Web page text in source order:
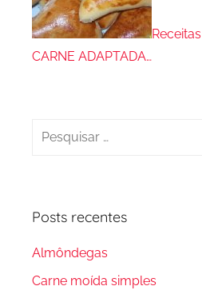
CARNE ADAPTADA…
Pesquisar
Posts recentes
Almôndegas
Carne moída simples